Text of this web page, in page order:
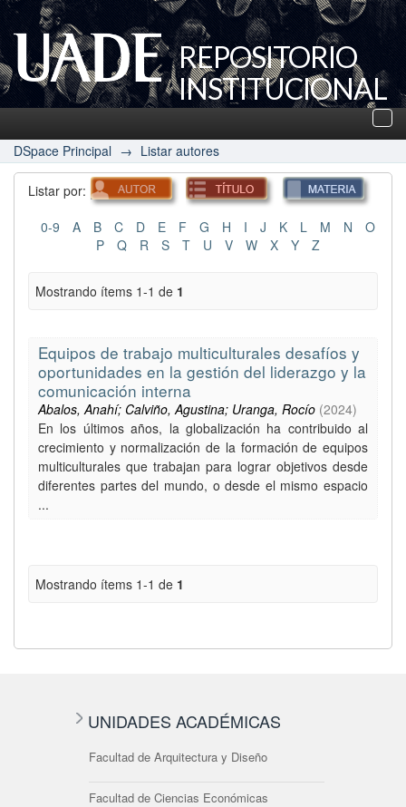
REPOSITORIO
INSTITUCIONAL
UADE
DSpace Principal → Listar autores
Listar por:
0-9 A B C D E F G H I J K L M N
O
P
Q R S T U V W X Y Z
Mostrando ítems 1-1 de 1
Equipos de trabajo multiculturales desafíos y
oportunidades en la gestión del liderazgo y la
comunicación interna
Abalos, Anahí; Calviño, Agustina; Uranga, Rocío (2024)
En los últimos años, la globalización ha contribuido al
crecimiento y normalización de la formación de equipos
multiculturales que trabajan para lograr objetivos desde
diferentes partes del mundo, o desde el mismo espacio
...
Mostrando ítems 1-1 de 1
UNIDADES ACADÉMICAS
Facultad de Arquitectura y Diseño
Facultad de Ciencias Económicas